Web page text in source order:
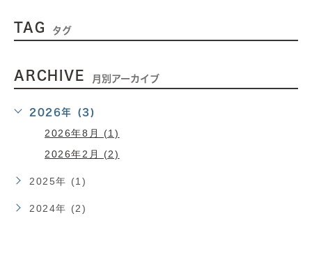
TAG タグ
ARCHIVE 月別アーカイブ
2026年 (3)
2026年8月 (1)
2026年2月 (2)
2025年 (1)
2024年 (2)